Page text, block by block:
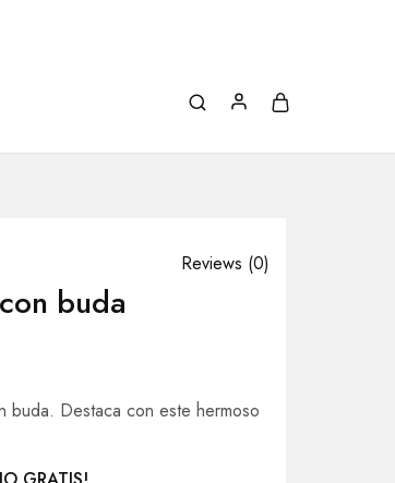
Reviews (0)
buda
buda. Destaca con este hermoso